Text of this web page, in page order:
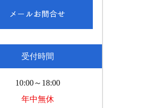
受付時間
10:00～18:00
年中無休